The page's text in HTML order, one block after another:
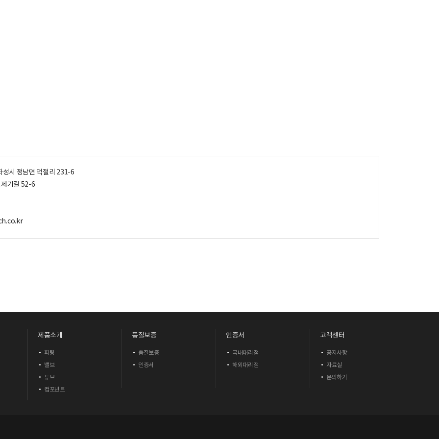
시 정남면 덕절리 231-6
기길 52-6
제품소개
피팅
밸브
튜브
컴포넌트
품질보증
품질보증
인증서
인증서
국내대리점
해외대리점
고객센터
공지사항
자료실
문의하기